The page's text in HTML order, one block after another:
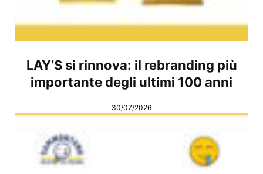
LAY’S si rinnova: il rebranding più
importante degli ultimi 100 anni
30/07/2026